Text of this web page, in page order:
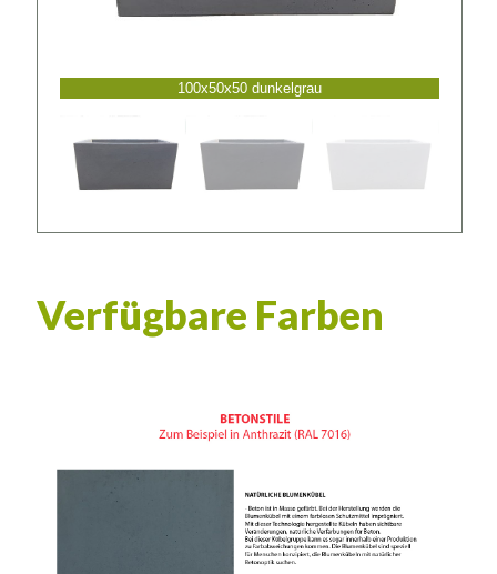
100x50x50 dunkelgrau
Verfügbare Farben